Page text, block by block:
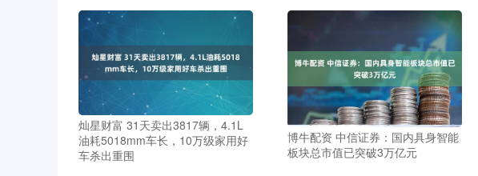
灿星财富 31天卖出3817辆，4.1L
油耗5018mm车长，10万级家用好
车杀出重围
博牛配资 中信证券：国内具身智能
板块总市值已突破3万亿元